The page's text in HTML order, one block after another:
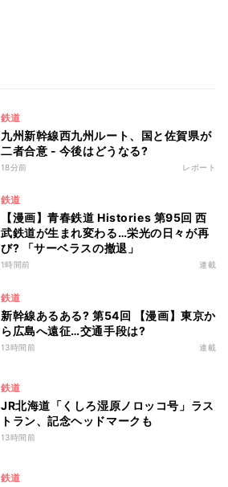
鉄道
九州新幹線西九州ルート、国と佐賀県が
二者合意 - 今後はどうなる?
18分前 レポート
鉄道
【漫画】青春鉄道 Histories 第95回 西
武鉄道が生まれ変わる…栄光の日々が再
び? 「サーベラスの撤退」
1時間前 連載
鉄道
新幹線あるある? 第54回 【漫画】東京か
ら広島へ遠征…交通手段は?
13時間前 連載
鉄道
JR北海道「くしろ湿原ノロッコ号」ラス
トラン、記念ヘッドマークも
13時間前
鉄道